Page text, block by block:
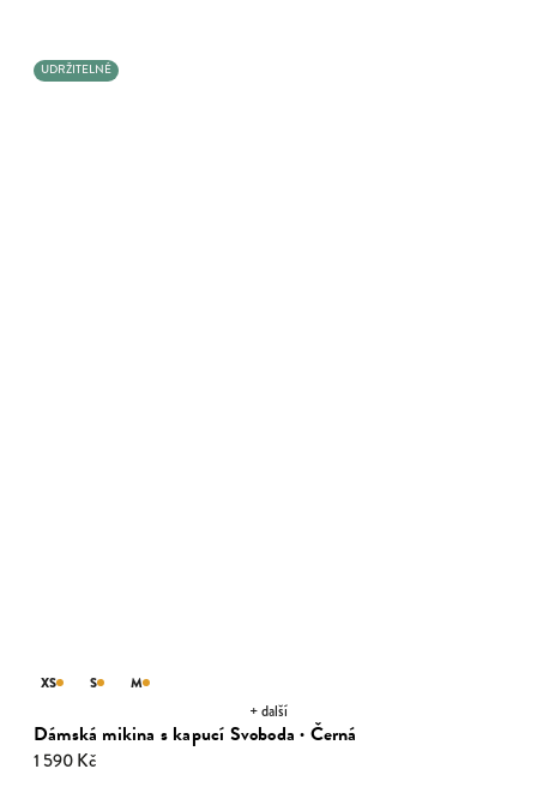
UDRŽITELNÉ
Dámská mikina s kapucí Svoboda · Černá
1 590 Kč
XS S M
+ další